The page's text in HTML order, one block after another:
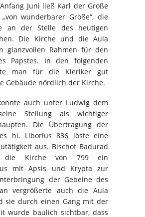
Juni ließ Karl der Große
wunderbarer Größe“, die
an der Stelle des heutigen
Die Kirche und die Aula
glanzvollen Rahmen für den
Papstes. In den folgenden
man für die Kleriker gut
Gebäude nördlich der Kirche.
auch unter Ludwig dem
Stellung als wichtiger
Die Übertragung der
hl. Liborius 836 löste eine
aus. Bischof Badurad
die Kirche von 799 ein
mit Apsis und Krypta zur
der Gebeine des
vergrößerte auch die Aula
sie durch einen Gang mit der
wurde baulich sichtbar, dass